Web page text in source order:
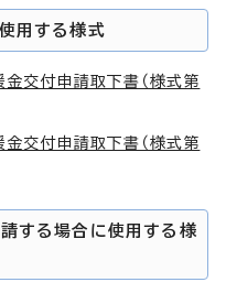
用する様式
交付申請取下書（様式第
交付申請取下書（様式第
する場合に使用する様